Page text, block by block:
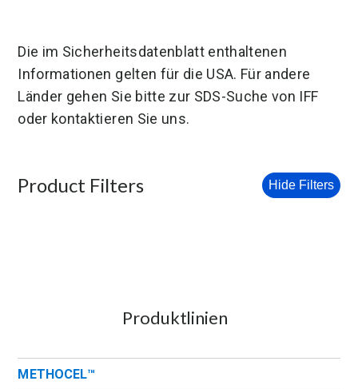
Die im Sicherheitsdatenblatt enthaltenen
Informationen gelten für die USA. Für andere
Länder gehen Sie bitte zur SDS-Suche von IFF
oder kontaktieren Sie uns.
Product Filters Hide Filters
Produktlinien
METHOCEL™